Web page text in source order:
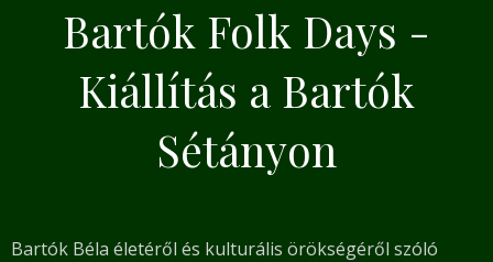
Bartók Folk Days -
Kiállítás a Bartók
Sétányon
Bartók Béla életéről és kulturális örökségéről szóló